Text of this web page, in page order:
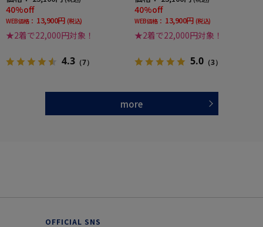
40%off
WEB価格： 13,900円 (税込)
★2着で22,000円対象！
4.3 （7）
40%off
WEB価格： 13,900円 (税込)
★2着で22,000円対象！
5.0 （3）
more
OFFICIAL SNS